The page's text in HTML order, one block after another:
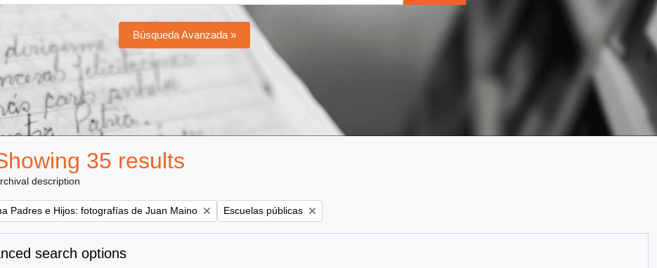
Búsqueda Avanzada »
35 results
description
filter:
Padres e Hijos: fotografías de Juan Maino Remove filter:
Escuelas públicas
search options